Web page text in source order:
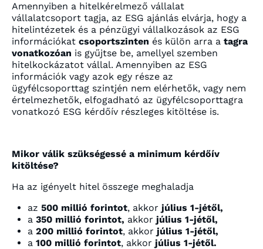
Amennyiben a hitelkérelmező vállalat
vállalatcsoport tagja, az ESG ajánlás elvárja, hogy a
hitelintézetek és a pénzügyi vállalkozások az ESG
információkat csoportszinten és külön arra a tagra
vonatkozóan is gyűjtse be, amellyel szemben
hitelkockázatot vállal. Amennyiben az ESG
információk vagy azok egy része az
ügyfélcsoporttag szintjén nem elérhetők, vagy nem
értelmezhetők, elfogadható az ügyfélcsoporttagra
vonatkozó ESG kérdőív részleges kitöltése is.
Mikor válik szükségessé a minimum kérdőív
kitöltése?
Ha az igényelt hitel összege meghaladja
az 500 millió forintot, akkor július 1-jétől,
a 350 millió forintot, akkor július 1-jétől,
a 200 millió forintot, akkor július 1-jétől,
a 100 millió forintot, akkor július 1-jétől.